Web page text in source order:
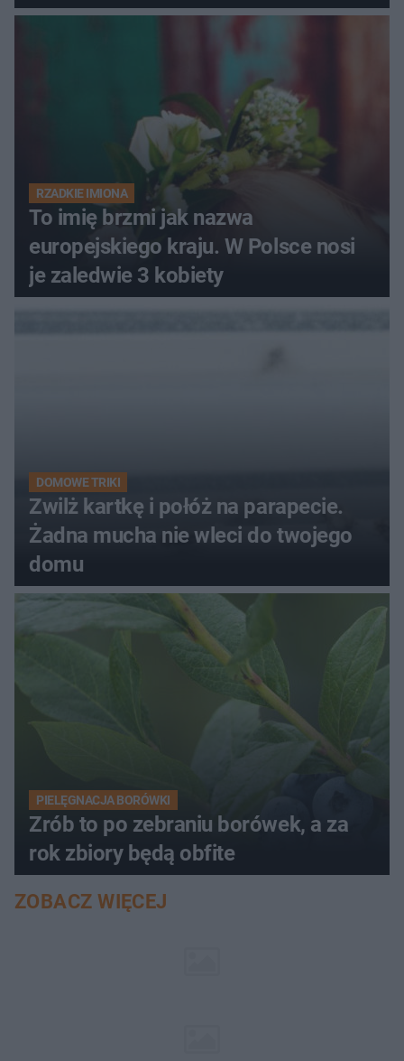
RZADKIE IMIONA
To imię brzmi jak nazwa
europejskiego kraju. W Polsce nosi
je zaledwie 3 kobiety
DOMOWE TRIKI
Zwilż kartkę i połóż na parapecie.
Żadna mucha nie wleci do twojego
domu
PIELĘGNACJA BORÓWKI
Zrób to po zebraniu borówek, a za
rok zbiory będą obfite
ZOBACZ WIĘCEJ